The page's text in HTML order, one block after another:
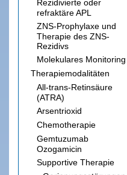
Rezidivierte oder
refraktäre APL
ZNS-Prophylaxe und
Therapie des ZNS-
Rezidivs
Molekulares Monitoring
Therapiemodalitäten
All-trans-Retinsäure
(ATRA)
Arsentrioxid
Chemotherapie
Gemtuzumab
Ozogamicin
Supportive Therapie